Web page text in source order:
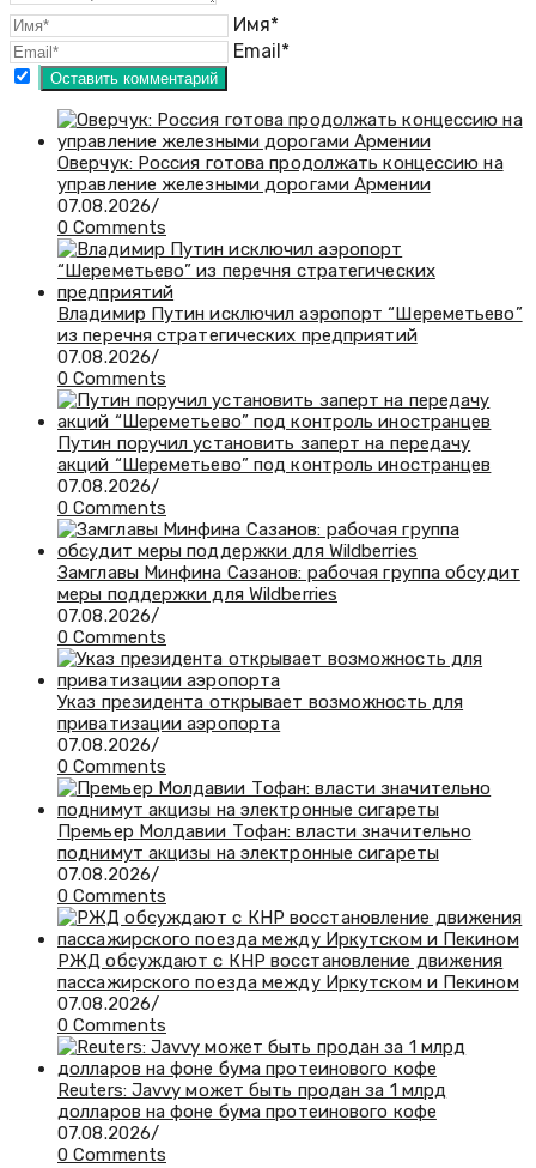
Имя*
Email*
Оверчук: Россия готова продолжать концессию на
управление железными дорогами Армении
07.08.2026/
0 Comments
Владимир Путин исключил аэропорт “Шереметьево”
из перечня стратегических предприятий
07.08.2026/
0 Comments
Путин поручил установить заперт на передачу
акций “Шереметьево” под контроль иностранцев
07.08.2026/
0 Comments
Замглавы Минфина Сазанов: рабочая группа обсудит
меры поддержки для Wildberries
07.08.2026/
0 Comments
Указ президента открывает возможность для
приватизации аэропорта
07.08.2026/
0 Comments
Премьер Молдавии Тофан: власти значительно
поднимут акцизы на электронные сигареты
07.08.2026/
0 Comments
РЖД обсуждают с КНР восстановление движения
пассажирского поезда между Иркутском и Пекином
07.08.2026/
0 Comments
Reuters: Javvy может быть продан за 1 млрд
долларов на фоне бума протеинового кофе
07.08.2026/
0 Comments